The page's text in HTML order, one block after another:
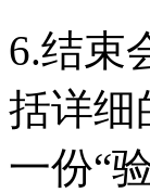
6.结束
括详细
一份“